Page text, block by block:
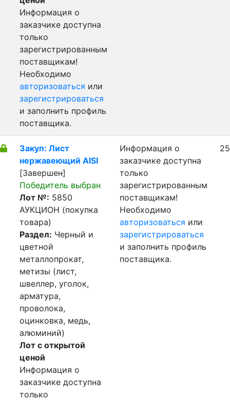
Информация о
заказчике доступна
только
зарегистрированным
поставщикам!
Необходимо
авторизоваться или
зарегистрироваться
и заполнить профиль
поставщика.
Закуп: Лист
нержавеющий AISI
[Завершен]
Победитель выбран
Лот №: 5850
АУКЦИОН (покупка
товара)
Раздел: Черный и
цветной
металлопрокат,
метизы (лист,
швеллер, уголок,
арматура,
проволока,
оцинковка, медь,
алюминий)
Лот с открытой
ценой
Информация о
заказчике доступна
только
Информация о
заказчике доступна
только
зарегистрированным
поставщикам!
Необходимо
авторизоваться или
зарегистрироваться
и заполнить профиль
поставщика.